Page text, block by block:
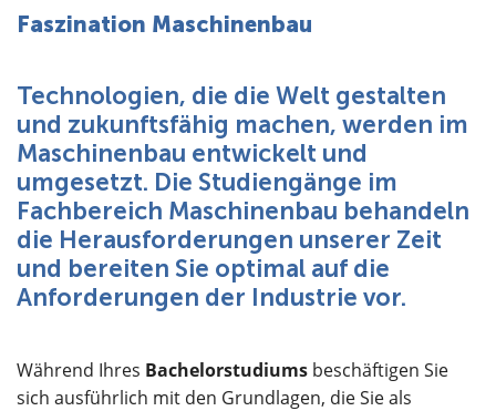
Karriere
Über uns
Faszination Maschinenbau
Technologien, die die Welt gestalten
und zukunftsfähig machen, werden im
Maschinenbau entwickelt und
umgesetzt. Die Studiengänge im
Fachbereich Maschinenbau behandeln
die Herausforderungen unserer Zeit
und bereiten Sie optimal auf die
Anforderungen der Industrie vor.
Während Ihres Bachelorstudiums beschäftigen Sie
sich ausführlich mit den Grundlagen, die Sie als